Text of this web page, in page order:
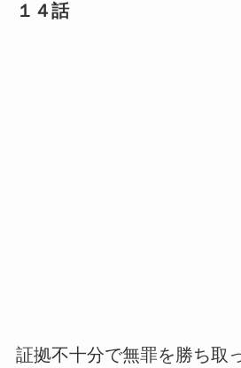
１４話
証拠不十分で無罪を勝ち取